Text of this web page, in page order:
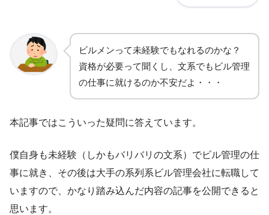
ビルメンって未経験でもなれるのかな？
資格が必要って聞くし、文系でもビル管理
の仕事に就けるのか不安だよ・・・
本記事ではこういった疑問に答えています。
僕自身も未経験（しかもバリバリの文系）でビル管理の仕
事に就き、その後は大手の系列系ビル管理会社に転職して
いますので、かなり踏み込んだ内容の記事を公開できると
思います。